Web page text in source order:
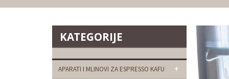
KATEGORIJE
APARATI I MLINOVI ZA ESPRESSO KAFU +